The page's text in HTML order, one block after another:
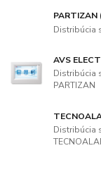
PARTIZAN
Distribúcia
AVS
Distribúcia
PARTIZAN
Distribúcia